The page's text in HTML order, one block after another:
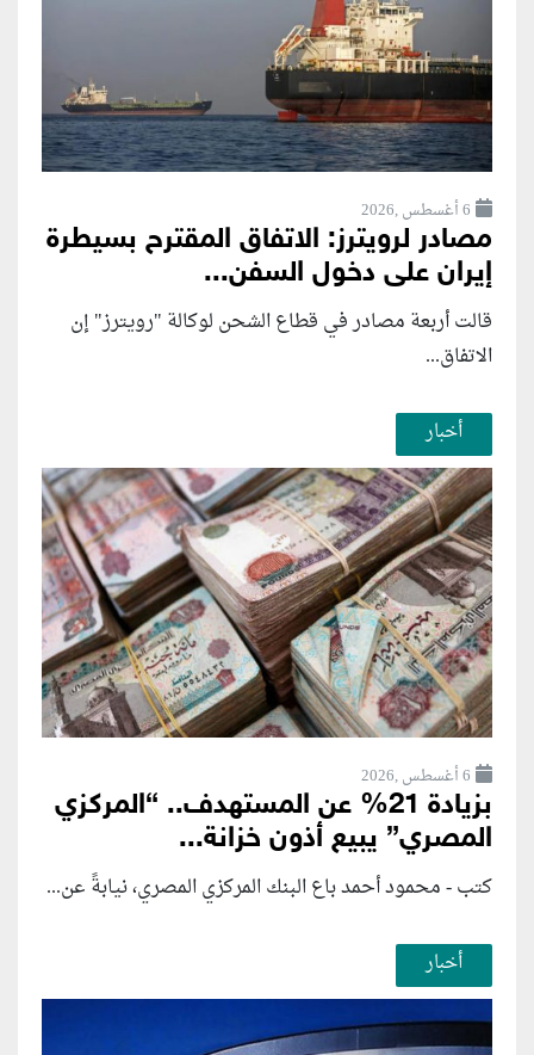
6 أغسطس ,2026
مصادر لرويترز: الاتفاق المقترح بسيطرة
إيران على دخول السفن...
قالت أربعة مصادر في قطاع الشحن لوكالة "رويترز" إن
الاتفاق...
أخبار
6 أغسطس ,2026
بزيادة 21% عن المستهدف.. “المركزي
المصري” يبيع أذون خزانة...
كتب - محمود أحمد باع البنك المركزي المصري، نيابةً عن...
أخبار